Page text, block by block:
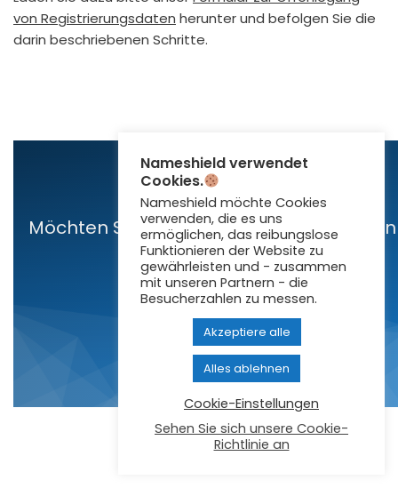
von Regis­trie­rungs­da­ten her­un­ter und befol­gen Sie die
dar­in beschrie­be­nen Schrit­te.
Möchten Sie mehr über unsere Lösungen
erfahren …
KONTAKTIEREN SIE UNS
Nameshield verwendet
Cookies.
Nameshield möchte Cookies
verwenden, die es uns
ermöglichen, das reibungslose
Funktionieren der Website zu
gewährleisten und - zusammen
mit unseren Partnern - die
Besucherzahlen zu messen.
Akzeptiere alle
Alles ablehnen
Cookie-Einstellungen
Sehen Sie sich unsere Cookie-
Richtlinie an